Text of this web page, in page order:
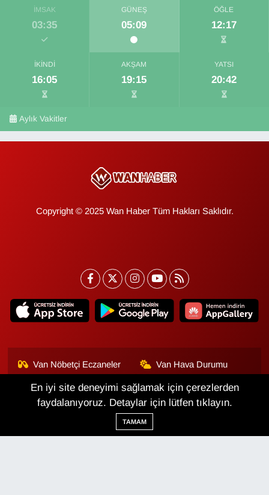
İMSAK
03:35
GÜNEŞ
05:09
ÖĞLE
12:17
İKINDI
16:05
AKŞAM
19:15
YATSI
20:42
Aylık Vakitler
Copyright © 2025 Wan Haber Tüm Hakları Saklıdır.
Van Nöbetçi Eczaneler Van Hava Durumu
Van Namaz Vakitleri
Van Trafik Yoğunluk
Haritası
Puan Durumu ve Fikstür
En iyi site deneyimi sağlamak için çerezlerden
faydalanıyoruz. Detaylar için lütfen tıklayın.
TAMAM